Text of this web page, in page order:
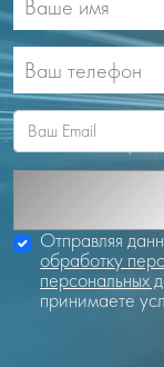
Отправляя
обработку
персональных
принимаете